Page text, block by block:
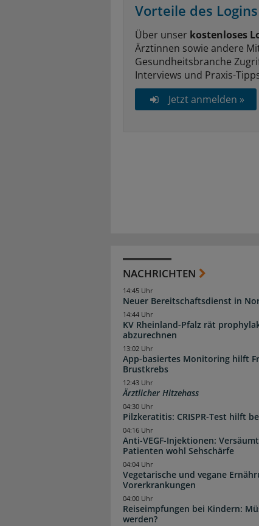
Vorteile des Logins
Über unser kostenloses
Ärztinnen sowie andere
Gesundheitsbranche
Interviews und Praxis-
Jetzt anmelden »
NACHRICHTEN
Neuer Bereitschaftsdienst in
14:45 Uhr
KV Rheinland-Pfalz rät
abzurechnen
14:44 Uhr
App-basiertes Monitoring hilft
Brustkrebs
13:02 Uhr
Ärztlicher Hitzehass
12:43 Uhr
Pilzkeratitis: CRISPR-Test hilft
04:30 Uhr
Anti-VEGF-Injektionen:
Patienten wohl Sehschärfe
04:16 Uhr
Vegetarische und vegane
Vorerkrankungen
04:04 Uhr
Reiseimpfungen bei Kindern:
werden?
04:00 Uhr